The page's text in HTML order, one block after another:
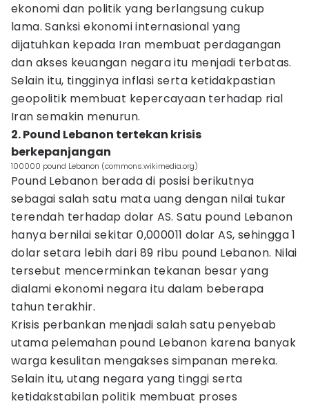
ekonomi dan politik yang berlangsung cukup
lama. Sanksi ekonomi internasional yang
dijatuhkan kepada Iran membuat perdagangan
dan akses keuangan negara itu menjadi terbatas.
Selain itu, tingginya inflasi serta ketidakpastian
geopolitik membuat kepercayaan terhadap rial
Iran semakin menurun.
2. Pound Lebanon tertekan krisis
berkepanjangan
100000 pound Lebanon (commons.wikimedia.org)
Pound Lebanon berada di posisi berikutnya
sebagai salah satu mata uang dengan nilai tukar
terendah terhadap dolar AS. Satu pound Lebanon
hanya bernilai sekitar 0,000011 dolar AS, sehingga 1
dolar setara lebih dari 89 ribu pound Lebanon. Nilai
tersebut mencerminkan tekanan besar yang
dialami ekonomi negara itu dalam beberapa
tahun terakhir.
Krisis perbankan menjadi salah satu penyebab
utama pelemahan pound Lebanon karena banyak
warga kesulitan mengakses simpanan mereka.
Selain itu, utang negara yang tinggi serta
ketidakstabilan politik membuat proses